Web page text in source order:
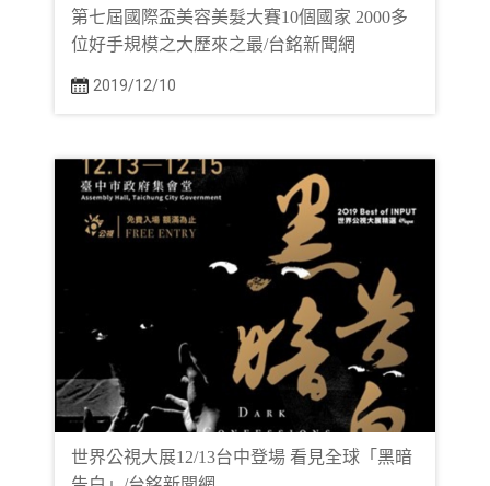
第七屆國際盃美容美髮大賽10個國家 2000多
位好手規模之大歷來之最/台銘新聞網
2019/12/10
世界公視大展12/13台中登場 看見全球「黑暗